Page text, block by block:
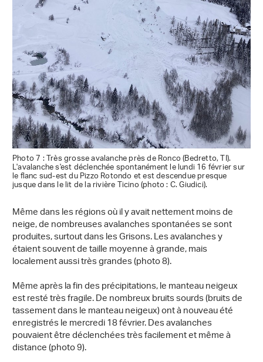
Photo 7 : Très grosse avalanche près de Ronco (Bedretto, TI).
L'avalanche s'est déclenchée spontanément le lundi 16 février sur
le flanc sud-est du Pizzo Rotondo et est descendue presque
jusque dans le lit de la rivière Ticino (photo : C. Giudici).
Même dans les régions où il y avait nettement moins de
neige, de nombreuses avalanches spontanées se sont
produites, surtout dans les Grisons. Les avalanches y
étaient souvent de taille moyenne à grande, mais
localement aussi très grandes (photo 8).
Même après la fin des précipitations, le manteau neigeux
est resté très fragile. De nombreux bruits sourds (bruits de
tassement dans le manteau neigeux) ont à nouveau été
enregistrés le mercredi 18 février. Des avalanches
pouvaient être déclenchées très facilement et même à
distance (photo 9).